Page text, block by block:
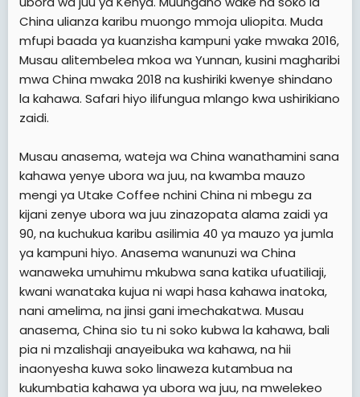
China ulianza karibu muongo mmoja uliopita. Muda
mfupi baada ya kuanzisha kampuni yake mwaka 2016,
Musau alitembelea mkoa wa Yunnan, kusini magharibi
mwa China mwaka 2018 na kushiriki kwenye shindano
la kahawa. Safari hiyo ilifungua mlango kwa ushirikiano
zaidi.
Musau anasema, wateja wa China wanathamini sana
kahawa yenye ubora wa juu, na kwamba mauzo
mengi ya Utake Coffee nchini China ni mbegu za
kijani zenye ubora wa juu zinazopata alama zaidi ya
90, na kuchukua karibu asilimia 40 ya mauzo ya jumla
ya kampuni hiyo. Anasema wanunuzi wa China
wanaweka umuhimu mkubwa sana katika ufuatiliaji,
kwani wanataka kujua ni wapi hasa kahawa inatoka,
nani amelima, na jinsi gani imechakatwa. Musau
anasema, China sio tu ni soko kubwa la kahawa, bali
pia ni mzalishaji anayeibuka wa kahawa, na hii
inaonyesha kuwa soko linaweza kutambua na
kukumbatia kahawa ya ubora wa juu, na mwelekeo